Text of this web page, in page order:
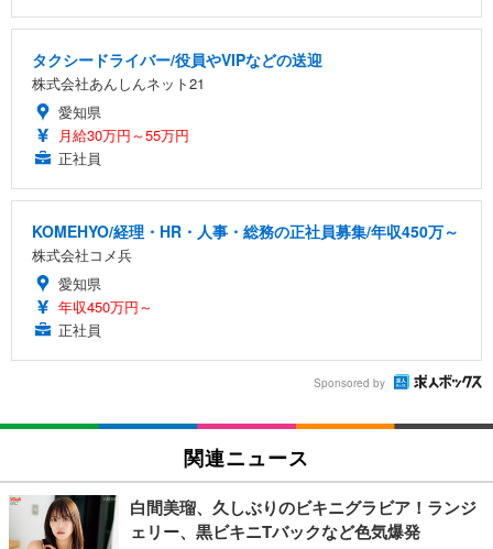
タクシードライバー/役員やVIPなどの送迎
株式会社あんしんネット21
愛知県
月給30万円～55万円
正社員
KOMEHYO/経理・HR・人事・総務の正社員募集/年収450万～
株式会社コメ兵
愛知県
年収450万円～
正社員
Sponsored by
関連ニュース
白間美瑠、久しぶりのビキニグラビア！ランジ
ェリー、黒ビキニTバックなど色気爆発